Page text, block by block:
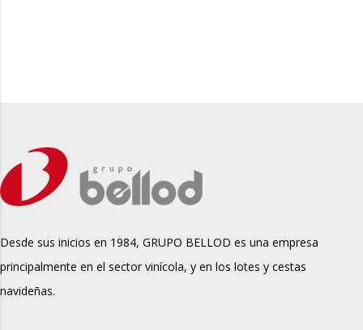
Desde sus inicios en 1984, GRUPO BELLOD es una empresa
principalmente en el sector vinícola, y en los lotes y cestas
navideñas.